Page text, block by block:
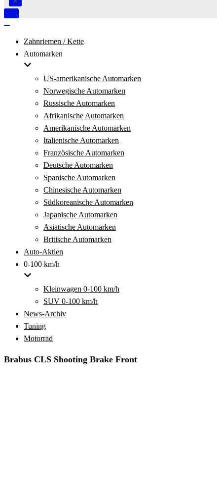
Navigation
Zahnriemen / Kette
Automarken
US-amerikanische Automarken
Norwegische Automarken
Russische Automarken
Afrikanische Automarken
Amerikanische Automarken
Italienische Automarken
Französische Automarken
Deutsche Automarken
Spanische Automarken
Chinesische Automarken
Südkoreanische Automarken
Japanische Automarken
Asiatische Automarken
Britische Automarken
Auto-Aktien
0-100 km/h
Kleinwagen 0-100 km/h
SUV 0-100 km/h
News-Archiv
Tuning
Motorrad
Brabus CLS Shooting Brake Front